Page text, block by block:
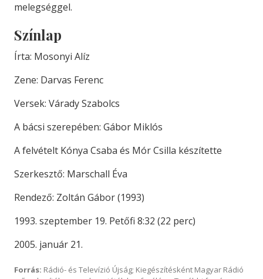
melegséggel.
Színlap
Írta: Mosonyi Alíz
Zene: Darvas Ferenc
Versek: Várady Szabolcs
A bácsi szerepében: Gábor Miklós
A felvételt Kónya Csaba és Mór Csilla készítette
Szerkesztő: Marschall Éva
Rendező: Zoltán Gábor (1993)
1993. szeptember 19. Petőfi 8:32 (22 perc)
2005. január 21.
Forrás: Rádió- és Televízió Újság; Kiegészítésként Magyar Rádió